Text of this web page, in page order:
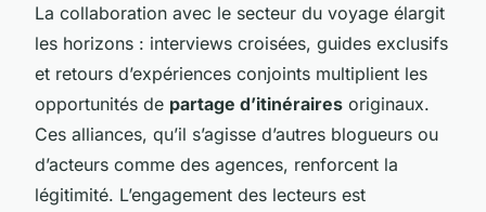
La collaboration avec le secteur du voyage élargit
les horizons : interviews croisées, guides exclusifs
et retours d’expériences conjoints multiplient les
opportunités de partage d’itinéraires originaux.
Ces alliances, qu’il s’agisse d’autres blogueurs ou
d’acteurs comme des agences, renforcent la
légitimité. L’engagement des lecteurs est